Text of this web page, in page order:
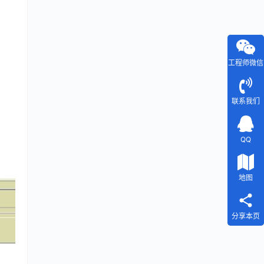
工程师微信
联系我们
QQ
地图
分享本页